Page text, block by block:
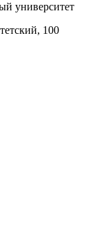
университет
100